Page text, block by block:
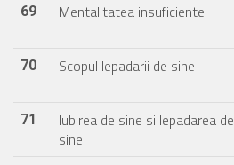
69 Mentalitatea insuficientei
70 Scopul lepadarii de sine
71
Iubirea de sine si lepadarea de
sine